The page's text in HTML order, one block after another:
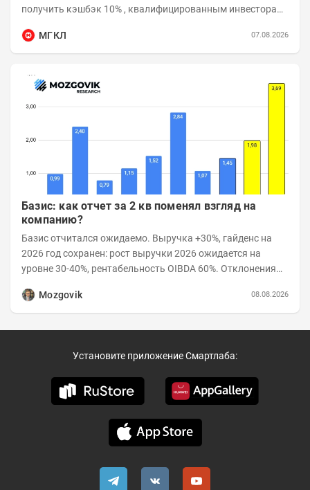
получить кэшбэк 10% , квалифицированным инвесторам
МГКЛ
07.08.2026
Базис: как отчет за 2 кв поменял взгляд на
компанию?
Базис отчитался ожидаемо. Выручка +30%, гайденс на
2026 год сохранен: рост выручки 2026 ожидается на
уровне 30-40%, рентабельность OIBDA 60%. Отклонения
Mozgovik
08.08.2026
Установите приложение Смартлаба: